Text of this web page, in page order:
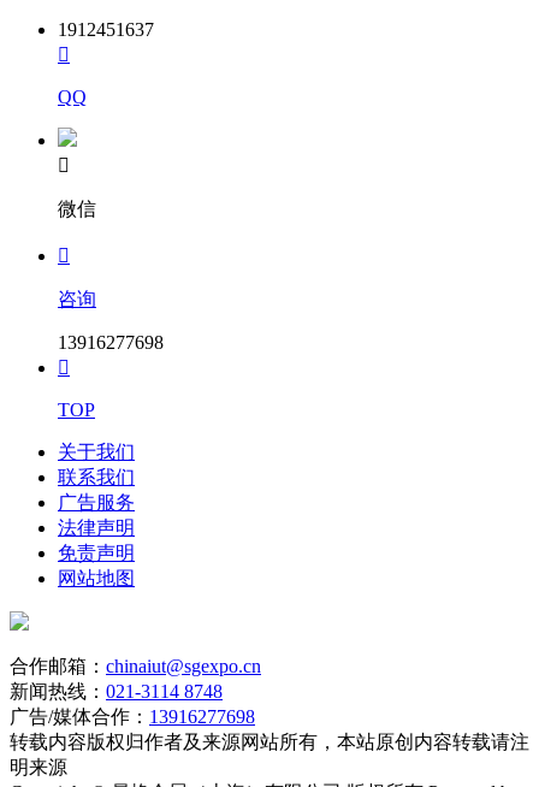
1912451637

QQ

微信

咨询
13916277698

TOP
关于我们
联系我们
广告服务
法律声明
免责声明
网站地图
合作邮箱： chinaiut@sgexpo.cn
新闻热线： 021-3114 8748
广告/媒体合作： 13916277698
转载内容版权归作者及来源网站所有，本站原创内容转载请注
明来源